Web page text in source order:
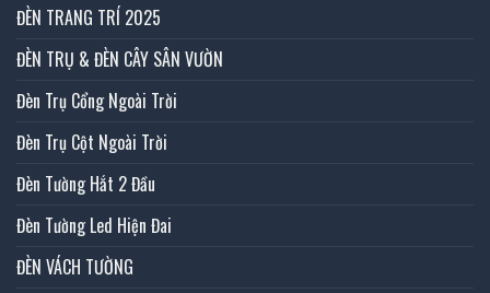
ĐÈN TRANG TRÍ 2025
ĐÈN TRỤ & ĐÈN CÂY SÂN VƯỜN
Đèn Trụ Cổng Ngoài Trời
Đèn Trụ Cột Ngoài Trời
Đèn Tường Hắt 2 Đầu
Đèn Tường Led Hiện Đai
ĐÈN VÁCH TƯỜNG